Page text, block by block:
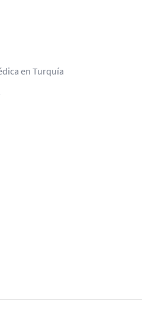
en Turquía